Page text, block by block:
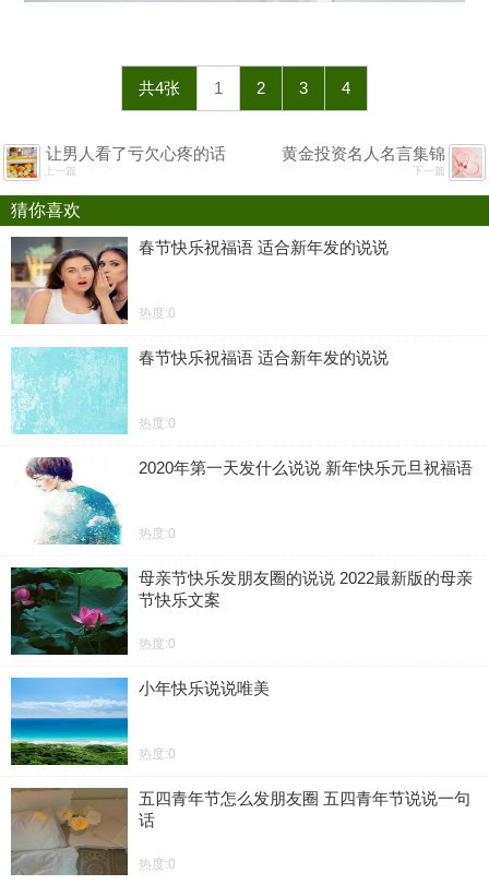
共4张 1 2 3 4
让男人看了亏欠心疼的话
上一篇
黄金投资名人名言集锦
下一篇
猜你喜欢
春节快乐祝福语 适合新年发的说说
热度:0
春节快乐祝福语 适合新年发的说说
热度:0
2020年第一天发什么说说 新年快乐元旦祝福语
热度:0
母亲节快乐发朋友圈的说说 2022最新版的母亲
节快乐文案
热度:0
小年快乐说说唯美
热度:0
五四青年节怎么发朋友圈 五四青年节说说一句
话
热度:0